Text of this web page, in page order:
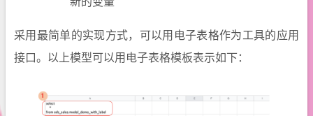
采用最简单的实现方式，可以用电子表格作为工具的应用
接口。以上模型可以用电子表格模板表示如下：